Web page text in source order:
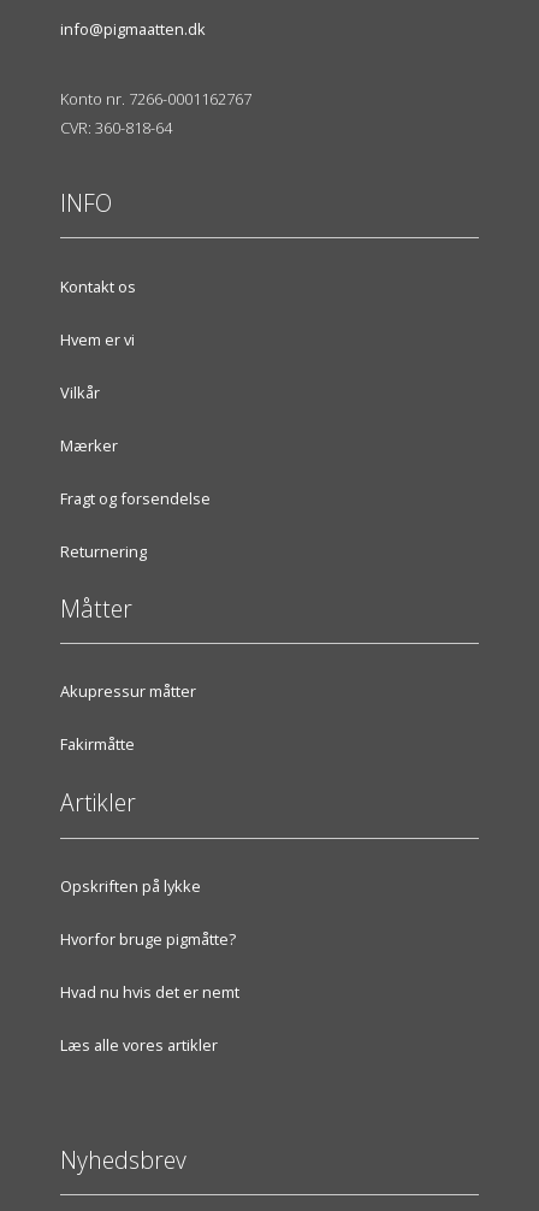
info@pigmaatten.dk
Konto nr. 7266-0001162767
CVR: 360-818-64
INFO
Kontakt os
Hvem er vi
Vilkår
Mærker
Fragt og forsendelse
Returnering
Måtter
Akupressur måtter
Fakirmåtte
Artikler
Opskriften på lykke
Hvorfor bruge pigmåtte?
Hvad nu hvis det er nemt
Læs alle vores artikler
Nyhedsbrev